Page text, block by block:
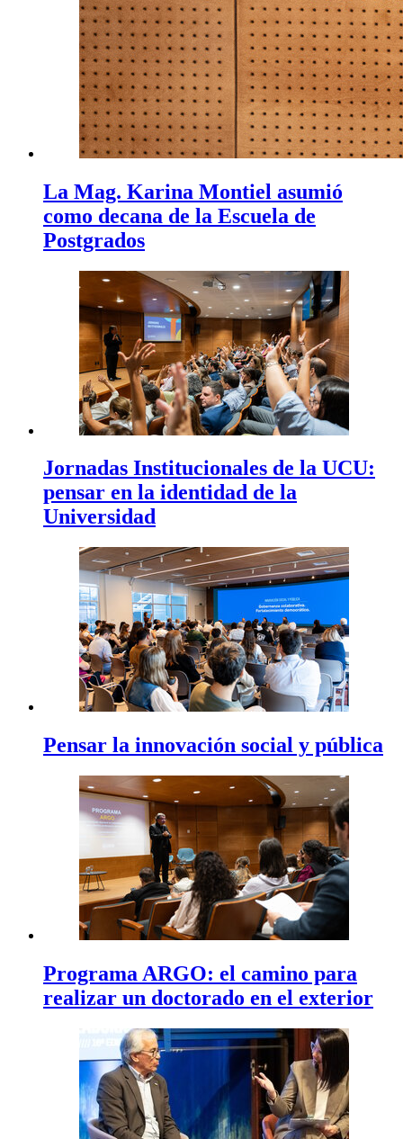
La Mag. Karina Montiel asumió
como decana de la Escuela de
Postgrados
Jornadas Institucionales de la UCU:
pensar en la identidad de la
Universidad
Pensar la innovación social y pública
Programa ARGO: el camino para
realizar un doctorado en el exterior